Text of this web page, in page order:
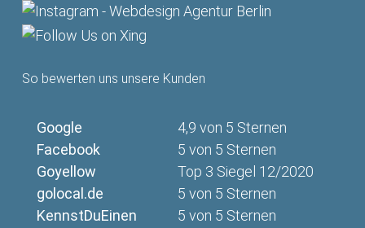
So bewerten uns unsere Kunden
Google
Facebook
Goyellow
golocal.de
KennstDuEinen
4,9 von 5 Sternen
5 von 5 Sternen
Top 3 Siegel 12/2020
5 von 5 Sternen
5 von 5 Sternen